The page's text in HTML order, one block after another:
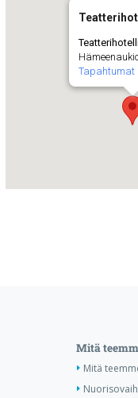
Tapahtumat
Mitä
Mitä